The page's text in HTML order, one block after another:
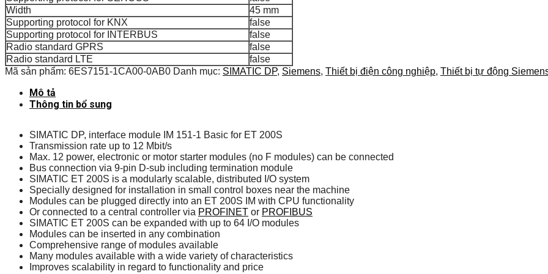
Width
45 mm
Supporting protocol for KNX
false
Supporting protocol for INTERBUS
false
Radio standard GPRS
false
Radio standard LTE
false
Mã sản phẩm: 6ES7151-1CA00-0AB0 Danh mục: SIMATIC DP, Siemens, Thiết bị điện công nghiệp, Thiết bị tự động
Mô tả
Thông tin bổ sung
SIMATIC DP, interface module IM 151-1 Basic for ET 200S
Transmission rate up to 12 Mbit/s
Max. 12 power, electronic or motor starter modules (no F modules) can be connected
Bus connection via 9-pin D-sub including termination module
SIMATIC ET 200S is a modularly scalable, distributed I/O system
Specially designed for installation in small control boxes near the machine
Modules can be plugged directly into an ET 200S IM with CPU functionality
Or connected to a central controller via PROFINET or PROFIBUS
SIMATIC ET 200S can be expanded with up to 64 I/O modules
Modules can be inserted in any combination
Comprehensive range of modules available
Many modules available with a wide variety of characteristics
Improves scalability in regard to functionality and price